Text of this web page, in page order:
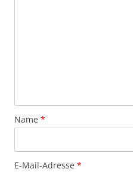
Name *
E-Mail-Adresse *